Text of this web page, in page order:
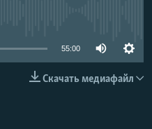
55:00
Скачать медиафайл